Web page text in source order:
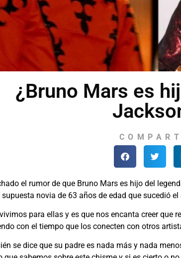
¿Bruno Mars es
el rumor de que Bruno Mars es hijo del
novia de 63 años de edad que sucedió
para ellas y es que nos encanta creer que
con el tiempo que los conecten con otros
se dice que su padre es nada más y nada